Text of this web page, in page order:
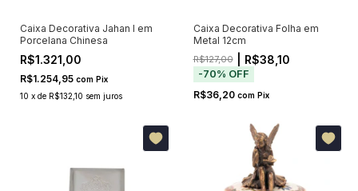
Caixa Decorativa Jahan I em
Porcelana Chinesa
R$1.321,00
R$1.254,95 com Pix
10 x de R$132,10 sem juros
Caixa Decorativa Folha em
Metal 12cm
R$127,00| R$38,10
-70% OFF
R$36,20 com Pix